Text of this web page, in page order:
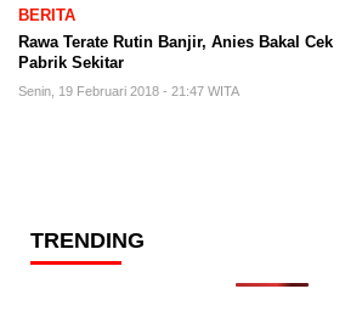
BERITA
Rawa Terate Rutin Banjir, Anies Bakal Cek
Pabrik Sekitar
Senin, 19 Februari 2018 - 21:47 WITA
TRENDING